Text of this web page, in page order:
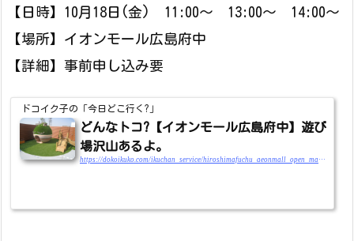
【日時】10月18日(金) 11:00～ 13:00～ 14:00～
【場所】イオンモール広島府中
【詳細】事前申し込み要
ドコイク子の「今日どこ行く?」
どんなトコ?【イオンモール広島府中】遊び
場沢山あるよ。
https://dokoikuko.com/ikuchan_service/hiroshimafuchu_aeonmall_open_mamatokoterasu_asobiba